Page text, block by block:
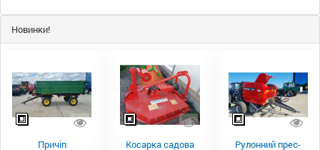
Новинки!
Причіп Косарка садова Рулонний прес-